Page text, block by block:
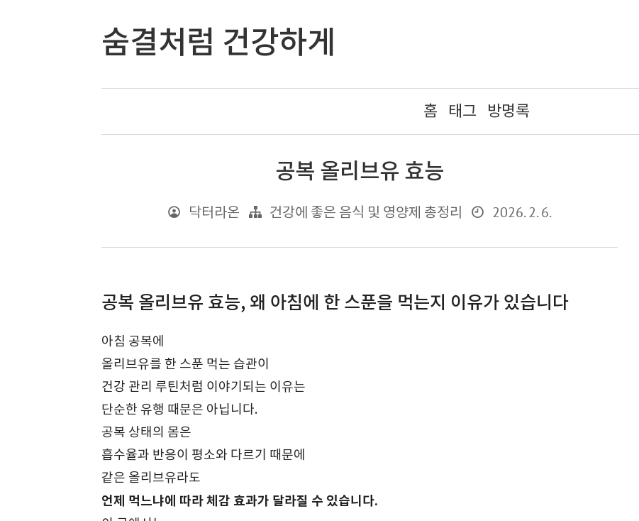
숨결처럼 건강하게
홈 태그 방명록
공복 올리브유 효능
닥터라온 건강에 좋은 음식 및 영양제 총정리 2026. 2. 6.
공복 올리브유 효능, 왜 아침에 한 스푼을 먹는지 이유가 있습니다
아침 공복에
올리브유를 한 스푼 먹는 습관이
건강 관리 루틴처럼 이야기되는 이유는
단순한 유행 때문은 아닙니다.
공복 상태의 몸은
흡수율과 반응이 평소와 다르기 때문에
같은 올리브유라도
언제 먹느냐에 따라 체감 효과가 달라질 수 있습니다.